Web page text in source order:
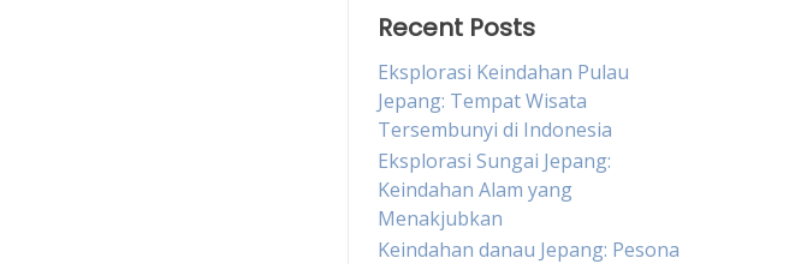
Recent Posts
Eksplorasi Keindahan Pulau
Jepang: Tempat Wisata
Tersembunyi di Indonesia
Eksplorasi Sungai Jepang:
Keindahan Alam yang
Menakjubkan
Keindahan danau Jepang: Pesona